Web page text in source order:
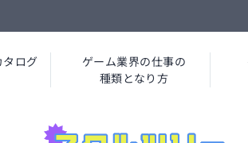
ログ
ゲーム業界の仕事の
種類となり方